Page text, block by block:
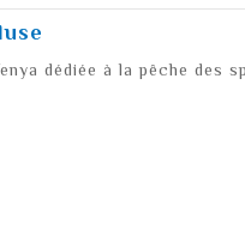
dédiée à la pêche des